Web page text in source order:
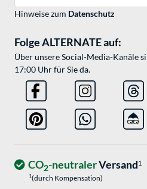
Hinweise zum Datenschutz
Folge ALTERNATE auf:
Über unsere Social-Media-Kanäle
17:00 Uhr für Sie da.
CO2-neutralerVersand1
1(durch Kompensation)